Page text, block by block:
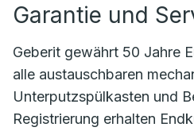
Garantie und
Geberit gewährt 50 Jahre
alle austauschbaren
Unterputzspülkasten und
Registrierung erhalten